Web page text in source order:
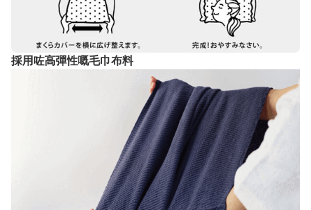
採用咗高彈性嘅毛巾布料